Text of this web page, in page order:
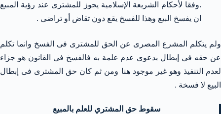
.وفقا لأحكام الشريعة الإسلامية يجوز للمشترى عند رؤية المبيع
ان يفسخ البيع وهذا للفسخ يقع دون تقاض أو تراضى .
ولم يتكلم المشرع المصرى عن الحق للمشترى فى الفسخ وانما تكلم
عن حقه فى إبطال بدعوى عدم علمة به فالفسخ فى القانون هو جزاء
لعدم التنفيذ وهو غير موجود هنا ومن ثم كان حق المشترى فى إبطال
البيع لا فسخة .
سقوط حق المشتري للعلم بالمبيع